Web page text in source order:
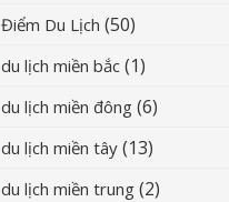
Điểm Du Lịch (50)
du lịch miền bắc (1)
du lịch miền đông (6)
du lịch miền tây (13)
du lịch miền trung (2)